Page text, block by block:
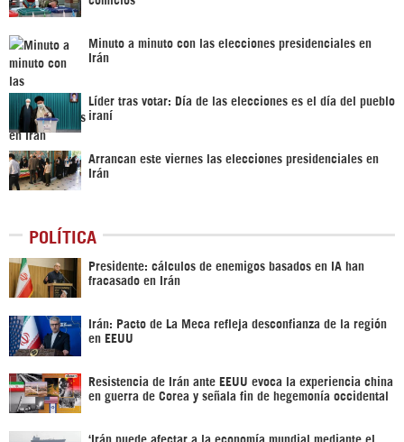
Minuto a minuto con las elecciones presidenciales en
Irán
Líder tras votar: Día de las elecciones es el día del pueblo
iraní
Arrancan este viernes las elecciones presidenciales en
Irán
POLÍTICA
Presidente: cálculos de enemigos basados en IA han
fracasado en Irán
Irán: Pacto de La Meca refleja desconfianza de la región
en EEUU
Resistencia de Irán ante EEUU evoca la experiencia china
en guerra de Corea y señala fin de hegemonía occidental
‘Irán puede afectar a la economía mundial mediante el